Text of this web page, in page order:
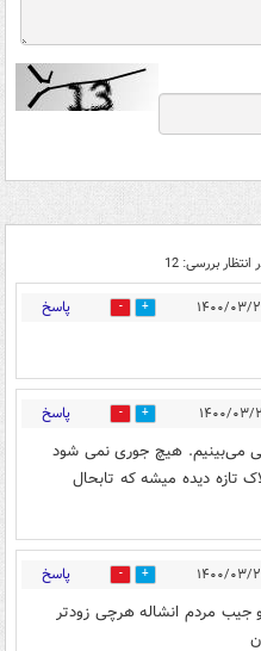
انتظار بررسی: 12
7 پاسخ
2 پاسخ
می‌بینیم. هیچ جوری نمی شود
تازه دیده میشه که تابحال
8 پاسخ
جیب مردم انشاله هرچی زودتر